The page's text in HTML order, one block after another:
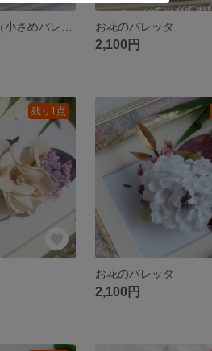
お花のバレッタ
2,100円
残り1点
お花のバレッタ
2,100円